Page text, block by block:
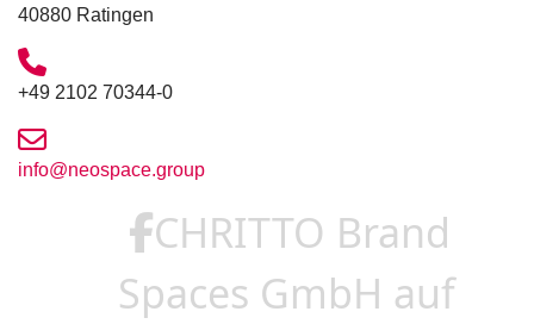
40880 Ratingen
+49 2102 70344-0
info@neospace.group
CHRITTO Brand
Spaces GmbH auf